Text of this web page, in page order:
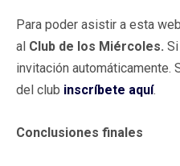
Para poder asistir a esta
al Club de los Miércoles.
invitación automáticamente.
del club inscríbete aquí.
Conclusiones finales